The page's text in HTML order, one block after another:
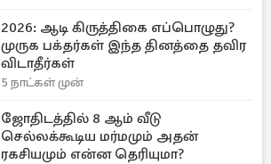
2026: ஆடி கிருத்திகை எப்பொழுது?
முருக பக்தர்கள் இந்த தினத்தை தவிர
விடாதீர்கள்
5 நாட்கள் முன்
ஜோதிடத்தில் 8 ஆம் வீடு
செல்லக்கூடிய மர்மமும் அதன்
ரகசியமும் என்ன தெரியுமா?